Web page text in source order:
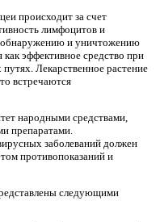
происходит за счет
лимфоцитов и
обнаружению и уничтожению
эффективное средство при
Лекарственное растение
встречаются
народными средствами,
препаратами.
заболеваний должен
противопоказаний и
следующими